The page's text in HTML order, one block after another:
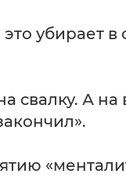
убирает в
свалку. А